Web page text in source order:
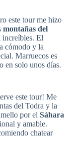
este tour me hizo
montañas del
increíbles. El
cómodo y la
Marruecos es
en solo unos días.
este tour! Me
del Todra y la
por el Sáhara
y amable.
chatear